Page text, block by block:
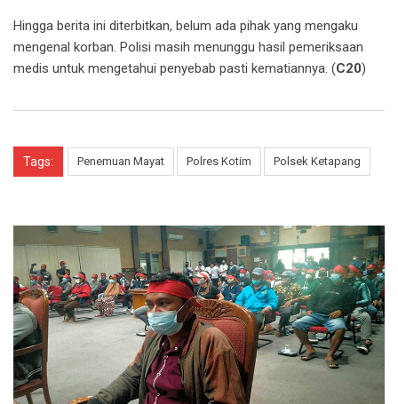
Hingga berita ini diterbitkan, belum ada pihak yang mengaku
mengenal korban. Polisi masih menunggu hasil pemeriksaan
medis untuk mengetahui penyebab pasti kematiannya. (C20)
Tags: Penemuan Mayat Polres Kotim Polsek Ketapang